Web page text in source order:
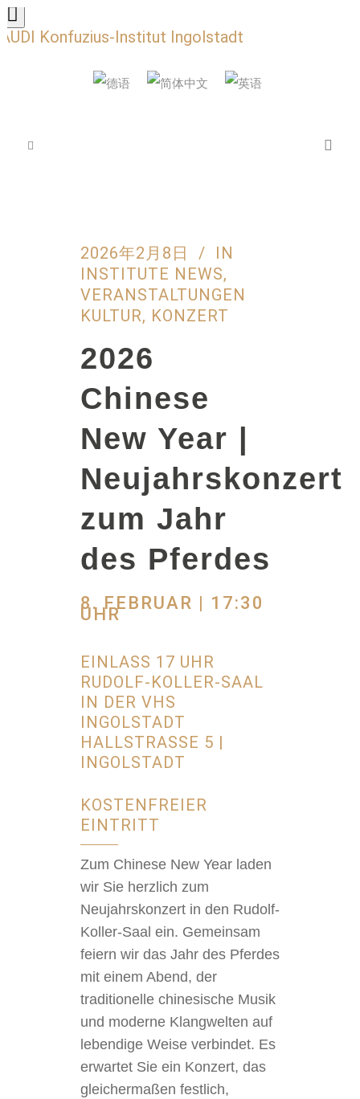
AUDI Konfuzius-Institut Ingolstadt
2026年2月8日
IN
INSTITUTE NEWS,
VERANSTALTUNGEN
KULTUR, KONZERT
2026
Chinese
New Year |
Neujahrskonzert
zum Jahr
des Pferdes
8. FEBRUAR | 17:30
UHR
EINLASS 17 UHR
RUDOLF-KOLLER-SAAL
IN DER VHS
INGOLSTADT
HALLSTRASSE 5 | I
NGOLSTADT
KOSTENFREIER
EINTRITT
Zum Chinese New Year laden
wir Sie herzlich zum
Neujahrskonzert in den Rudolf-
Koller-Saal ein. Gemeinsam
feiern wir das Jahr des Pferdes
mit einem Abend, der
traditionelle chinesische Musik
und moderne Klangwelten auf
lebendige Weise verbindet. Es
erwartet Sie ein Konzert, das
gleichermaßen festlich,